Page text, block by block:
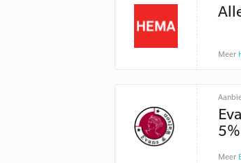
Meer
Meer